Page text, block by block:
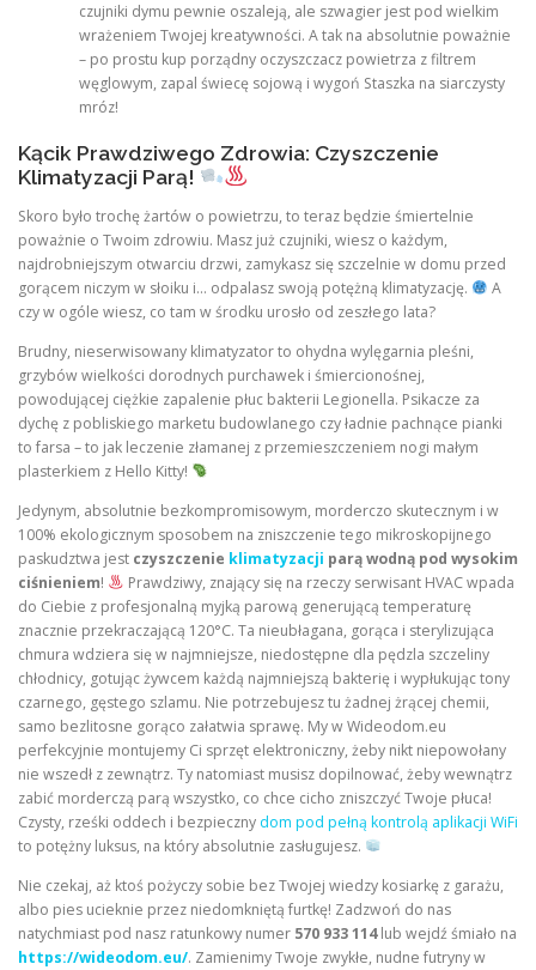
czujniki dymu pewnie oszaleją, ale szwagier jest pod wielkim
wrażeniem Twojej kreatywności. A tak na absolutnie poważnie
– po prostu kup porządny oczyszczacz powietrza z filtrem
węglowym, zapal świecę sojową i wygoń Staszka na siarczysty
mróz!
Kącik Prawdziwego Zdrowia: Czyszczenie
Klimatyzacji Parą!
Skoro było trochę żartów o powietrzu, to teraz będzie śmiertelnie
poważnie o Twoim zdrowiu. Masz już czujniki, wiesz o każdym,
najdrobniejszym otwarciu drzwi, zamykasz się szczelnie w domu przed
gorącem niczym w słoiku i… odpalasz swoją potężną klimatyzację.
A
czy w ogóle wiesz, co tam w środku urosło od zeszłego lata?
Brudny, nieserwisowany klimatyzator to ohydna wylęgarnia pleśni,
grzybów wielkości dorodnych purchawek i śmiercionośnej,
powodującej ciężkie zapalenie płuc bakterii Legionella. Psikacze za
dychę z pobliskiego marketu budowlanego czy ładnie pachnące pianki
to farsa – to jak leczenie złamanej z przemieszczeniem nogi małym
plasterkiem z Hello Kitty!
Jedynym, absolutnie bezkompromisowym, morderczo skutecznym i w
100% ekologicznym sposobem na zniszczenie tego mikroskopijnego
paskudztwa jest czyszczenie klimatyzacji parą wodną pod wysokim
ciśnieniem!
Prawdziwy, znający się na rzeczy serwisant HVAC wpada
do Ciebie z profesjonalną myjką parową generującą temperaturę
znacznie przekraczającą 120°C. Ta nieubłagana, gorąca i sterylizująca
chmura wdziera się w najmniejsze, niedostępne dla pędzla szczeliny
chłodnicy, gotując żywcem każdą najmniejszą bakterię i wypłukując tony
czarnego, gęstego szlamu. Nie potrzebujesz tu żadnej żrącej chemii,
samo bezlitosne gorąco załatwia sprawę. My w Wideodom.eu
perfekcyjnie montujemy Ci sprzęt elektroniczny, żeby nikt niepowołany
nie wszedł z zewnątrz. Ty natomiast musisz dopilnować, żeby wewnątrz
zabić morderczą parą wszystko, co chce cicho zniszczyć Twoje płuca!
Czysty, rześki oddech i bezpieczny dom pod pełną kontrolą aplikacji WiFi
to potężny luksus, na który absolutnie zasługujesz.
Nie czekaj, aż ktoś pożyczy sobie bez Twojej wiedzy kosiarkę z garażu,
albo pies ucieknie przez niedomkniętą furtkę! Zadzwoń do nas
natychmiast pod nasz ratunkowy numer 570 933 114lub wejdź śmiało na
https://wideodom.eu/. Zamienimy Twoje zwykłe, nudne futryny w